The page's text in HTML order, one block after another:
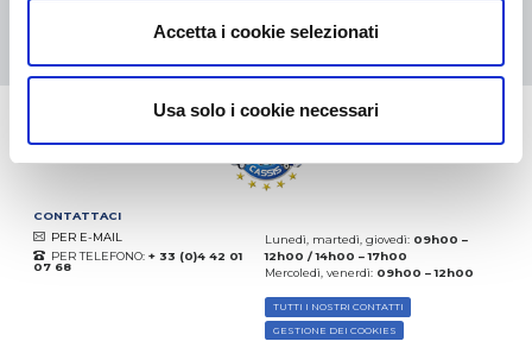
Accetta i cookie selezionati
Usa solo i cookie necessari
Basato sui 37904 recensioni
CONTATTACI
PER E-MAIL
PER TELEFONO: + 33 (0)4 42 01
07 68
Lunedì, martedì, giovedì: 09h00 –
12h00 / 14h00 – 17h00
Mercoledì, venerdì: 09h00 – 12h00
TUTTI I NOSTRI CONTATTI
GESTIONE DEI COOKIES